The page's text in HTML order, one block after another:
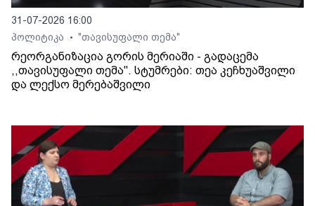
31-07-2026 16:00
პოლიტიკა
• "თავისუფალი თემა"
რეორგანიზაცია გორის მერიაში - გადაცემა
,,თავისუფალი თემა". სტუმრები: თეა კეჩხუაშვილი
და ლექსო მერებაშვილი